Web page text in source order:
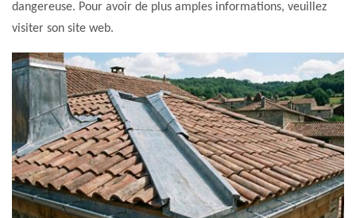
dangereuse. Pour avoir de plus amples informations, veuillez
visiter son site web.